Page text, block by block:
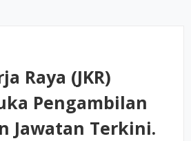
Raya (JKR)
Pengambilan
Jawatan Terkini.